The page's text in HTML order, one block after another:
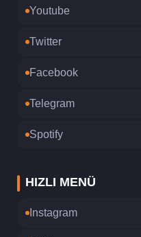
Youtube
Twitter
Facebook
Telegram
Spotify
HIZLI MENÜ
Instagram